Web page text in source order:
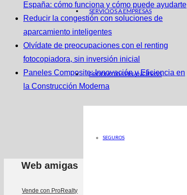
SERVICIOS A EMPRESAS
PRODUCTOS FINANCIEROS
SEGUROS
España: cómo funciona y cómo puede ayudarte
Reducir la congestión con soluciones de
aparcamiento inteligentes
Olvídate de preocupaciones con el renting
fotocopiadora, sin inversión inicial
Paneles Composite: Innovación y Eficiencia en
la Construcción Moderna
Web amigas
Vende con ProRealty